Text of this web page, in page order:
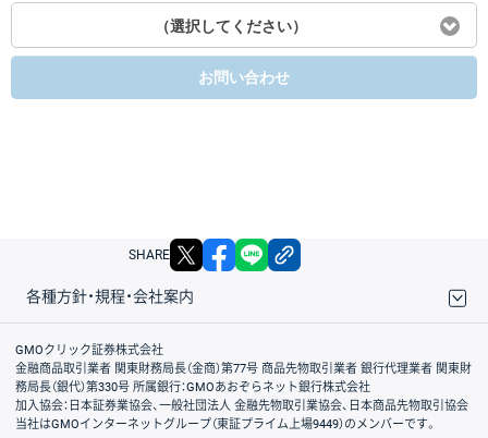
（選択してください）
お問い合わせ
SHARE X facebook
各種方針・規程・会社案内
取引規程・約款
サイトマップ
その他のご案内
個人情報保護方針
最良執行方針
サイトのご利用について
ディスクレイマー
信託保全
リスク説明
会社案内
GMOクリック証券株式会社
金融商品取引業者 関東財務局長（金商）第77号 商品先物取引業者 銀行代理業者 関東財
務局長（銀代）第330号 所属銀行：GMOあおぞらネット銀行株式会社
加入協会：日本証券業協会、一般社団法人 金融先物取引業協会、日本商品先物取引協会
当社はGMOインターネットグループ（東証プライム上場9449）のメンバーです。